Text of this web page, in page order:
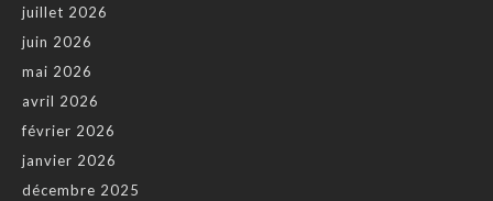
juillet 2026
juin 2026
mai 2026
avril 2026
février 2026
janvier 2026
décembre 2025